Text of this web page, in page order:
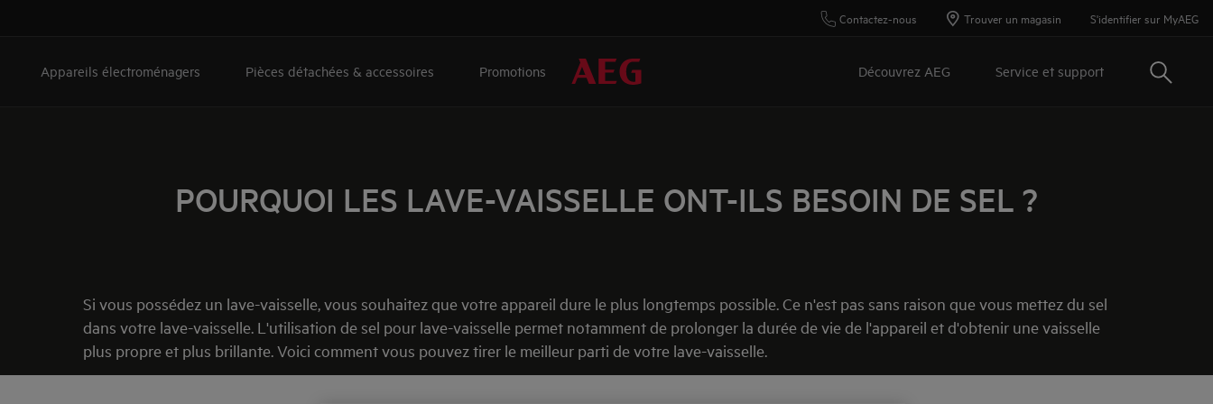
Contactez-nous Trouver un magasin S'identifier sur MyAEG
Appareils électroménagers Pièces détachées & accessoires Promotions Découvrez AEG Service et support
POURQUOI LES LAVE-VAISSELLE ONT-ILS BESOIN DE SEL ?
Si vous possédez un lave-vaisselle, vous souhaitez que votre appareil dure le plus longtemps possible. Ce n'est pas sans raison que vous mettez du sel
dans votre lave-vaisselle. L'utilisation de sel pour lave-vaisselle permet notamment de prolonger la durée de vie de l'appareil et d'obtenir une vaisselle
plus propre et plus brillante. Voici comment vous pouvez tirer le meilleur parti de votre lave-vaisselle.